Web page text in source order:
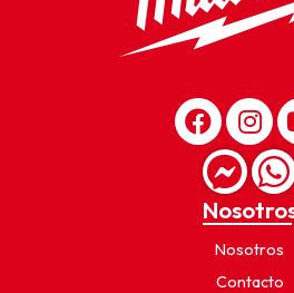
Nosotros
Contacto